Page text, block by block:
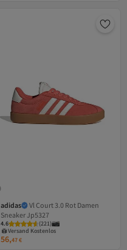
adidas
Vl Court 3.0 Rot Damen
Sneaker Jp5327
4.6 (221)
Versand Kostenlos
Gratis Versand
Versand Kostenlos
56,47€